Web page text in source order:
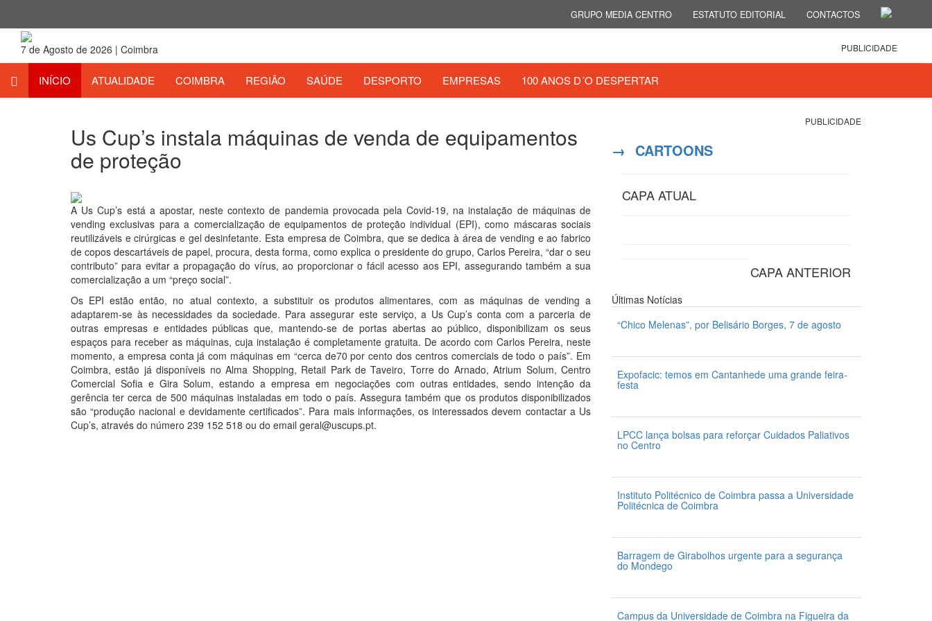
GRUPO MEDIA CENTRO ESTATUTO EDITORIAL CONTACTOS
7 de Agosto de 2026 | Coimbra PUBLICIDADE
INÍCIO ATUALIDADE COIMBRA REGIÃO SAÚDE DESPORTO EMPRESAS 100 ANOS D´O DESPERTAR
Us Cup’s instala máquinas de venda de equipamentos
de proteção
A Us Cup’s está a apostar, neste contexto de pandemia provocada pela Covid-19, na instalação de máquinas de
vending exclusivas para a comercialização de equipamentos de proteção individual (EPI), como máscaras sociais
reutilizáveis e cirúrgicas e gel desinfetante. Esta empresa de Coimbra, que se dedica à área de vending e ao fabrico
de copos descartáveis de papel, procura, desta forma, como explica o presidente do grupo, Carlos Pereira, “dar o seu
contributo” para evitar a propagação do vírus, ao proporcionar o fácil acesso aos EPI, assegurando também a sua
comercialização a um “preço social”.
Os EPI estão então, no atual contexto, a substituir os produtos alimentares, com as máquinas de vending a
adaptarem-se às necessidades da sociedade. Para assegurar este serviço, a Us Cup’s conta com a parceria de
outras empresas e entidades públicas que, mantendo-se de portas abertas ao público, disponibilizam os seus
espaços para receber as máquinas, cuja instalação é completamente gratuita. De acordo com Carlos Pereira, neste
momento, a empresa conta já com máquinas em “cerca de70 por cento dos centros comerciais de todo o país”. Em
Coimbra, estão já disponíveis no Alma Shopping, Retail Park de Taveiro, Torre do Arnado, Atrium Solum, Centro
Comercial Sofia e Gira Solum, estando a empresa em negociações com outras entidades, sendo intenção da
gerência ter cerca de 500 máquinas instaladas em todo o país. Assegura também que os produtos disponibilizados
são “produção nacional e devidamente certificados”. Para mais informações, os interessados devem contactar a Us
Cup’s, através do número 239 152 518 ou do email geral@uscups.pt.
PUBLICIDADE
→ CARTOONS
CAPA ATUAL
CAPA ANTERIOR
Últimas Notícias
“Chico Melenas”, por Belisário Borges, 7 de agosto
Expofacic: temos em Cantanhede uma grande feira-
festa
LPCC lança bolsas para reforçar Cuidados Paliativos
no Centro
Instituto Politécnico de Coimbra passa a Universidade
Politécnica de Coimbra
Barragem de Girabolhos urgente para a segurança
do Mondego
Campus da Universidade de Coimbra na Figueira da